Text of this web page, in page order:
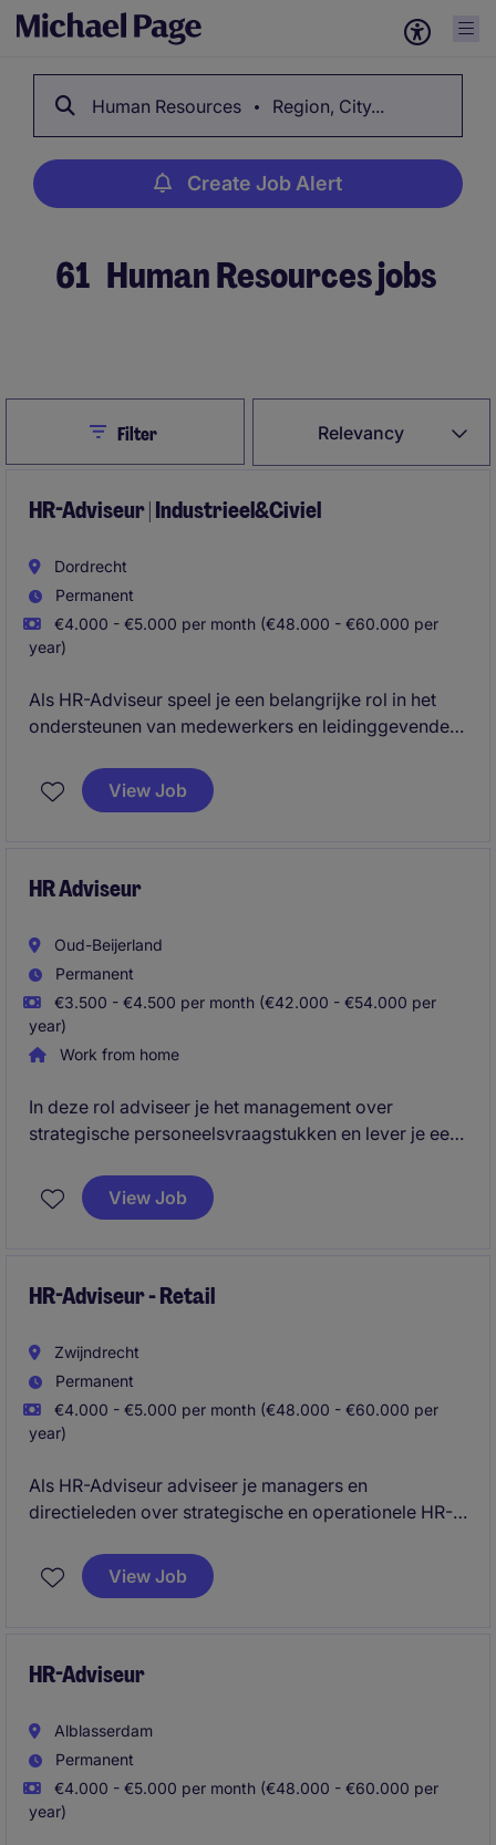
Human Resources Region, City...
Create Job Alert
61 Human Resources jobs
Relevancy
CloseFilter
HR-Adviseur | Industrieel&Civiel
Dordrecht
Permanent
€4.000 - €5.000 per month (€48.000 - €60.000 per
year)
Als HR-Adviseur speel je een belangrijke rol in het
ondersteunen van medewerkers en leidinggevenden
werkomgeving. Je adviseert over HR-beleid,
arbeidsvoorwaarden, ontwikkeling en duurzame
View Job
HR Adviseur
Oud-Beijerland
Permanent
€3.500 - €4.500 per month (€42.000 - €54.000 per
year)
Work from home
In deze rol adviseer je het management over
strategische personeelsvraagstukken en lever je een
organisatie, zijn cultuur en hun mensen. Je
combineert HR-expertise met bedrijfskundig inzicht
View Job
HR-Adviseur - Retail
Zwijndrecht
Permanent
€4.000 - €5.000 per month (€48.000 - €60.000 per
year)
Als HR-Adviseur adviseer je managers en
directieleden over strategische en operationele HR-
arbeidsvoorwaarden, organisatieontwikkeling en
arbeidsrecht. Daarnaast ben je verantwoordelijk voor
en toekomstgerichte werkomgeving die de
View Job
HR-Adviseur
Alblasserdam
Permanent
€4.000 - €5.000 per month (€48.000 - €60.000 per
year)